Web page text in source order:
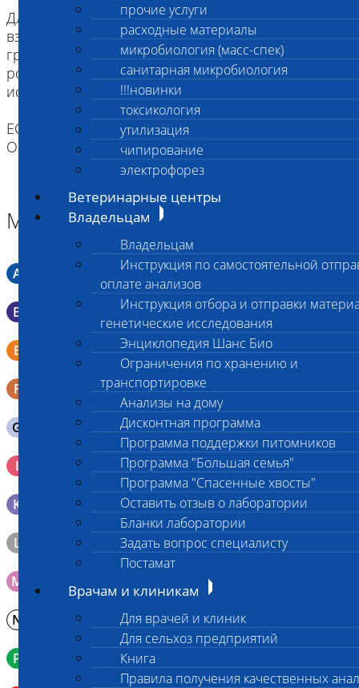
прочие услуги
расходные материалы
микробиология (масс-спек)
санитарная микробиология
!!!новинки
токсикология
утилизация
чипирование
электрофорез
Ветеринарные центры
Владельцам
Владельцам
Инструкция по самостоятельной
оплате анализов
Инструкция отбора и отправки
генетические исследования
Энциклопедия Шанс Био
Ограничения по хранению и
транспортировке
Анализы на дому
Дисконтная программа
Программа поддержки питомников
Программа "Большая семья"
Программа "Спасенные хвосты"
Оставить отзыв о лаборатории
Бланки лаборатории
Задать вопрос специалисту
Постамат
Врачам и клиникам
Для врачей и клиник
Для сельхоз предприятий
Книга
Правила получения качественных
Для щенков и котят как минимум за два часа до
взятия биоматериала надо исключить кормление
грудным молоком. Рекомендуется промыть
ротовую полость водой (для удобства можно
использовать шприц).
ЕСЛИ ВЫ ДОСТАВЛЯЕТЕ ТОЛЬКО МАТЕРИАЛ,
ОЗНАКОМТЕСЬ С ИНСТРУКЦИЕЙ
Материал
A Мазок в пробирку со средой Кери-Блера
B Мазок в пробирку со средой Эймса (Стюарта)
E
Смывы со слизистых в пробирку Эппендорфа (с
физраствором 0.5 мл)
F Кал в контейнере с ложечкой
G Содержимое желудка 10-30 мл
I
Кровь 2-3 мл. на фильтр-бумаге, высушенная для
генетических исследований
K Образец тканей в контейнере с 10% раствором формалина
L Материал берется только в лаборатории!
M
N Молоко в контейнере 10-30 мл
P Кровь в пробирку с К3ЭДТА (К2ЭДТА)